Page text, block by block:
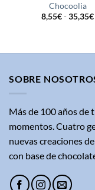
Chocoolia
8,55€- 35,35€
SOBRE
Más de 100 años de
momentos. Cuatro
nuevas creaciones
con base de